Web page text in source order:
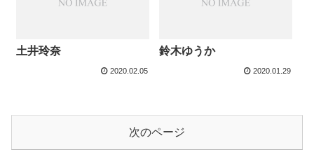
土井玲奈
2020.02.05
鈴木ゆうか
2020.01.29
次のページ